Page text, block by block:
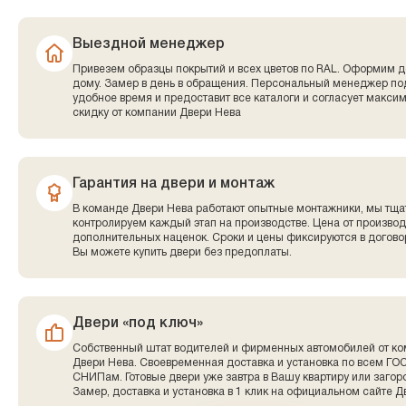
Выездной менеджер
Привезем образцы покрытий и всех цветов по RAL. Оформим
дому. Замер в день в обращения. Персональный менеджер
удобное время и предоставит все каталоги и согласует
скидку от компании Двери Нева
Гарантия на двери и монтаж
В команде Двери Нева работают опытные монтажники, мы
контролируем каждый этап на производстве. Цена от
дополнительных наценок. Сроки и цены фиксируются в
Вы можете купить двери без предоплаты.
Двери «под ключ»
Собственный штат водителей и фирменных автомобилей от
Двери Нева. Своевременная доставка и установка по всем
СНИПам. Готовые двери уже завтра в Вашу квартиру или
Замер, доставка и установка в 1 клик на официальном сайте